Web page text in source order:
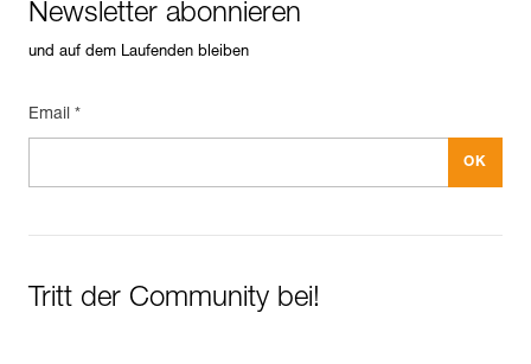
Newsletter abonnieren
und auf dem Laufenden bleiben
Email *
Tritt der Community bei!